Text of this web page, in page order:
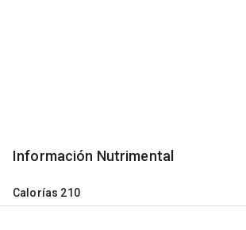
Información Nutrimental
Calorías 210